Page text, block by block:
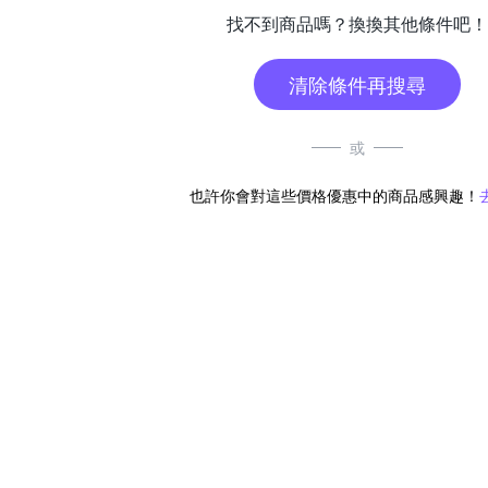
找不到商品嗎？換換其他條件吧！
清除條件再搜尋
或
也許你會對這些價格優惠中的商品感興趣！